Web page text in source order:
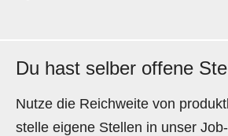
Du hast selber offene
Nutze die Reichweite von
stelle eigene Stellen in unser